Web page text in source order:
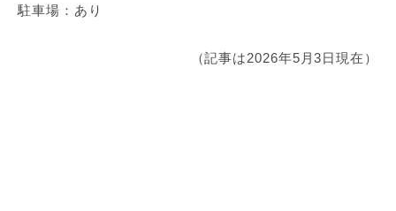
駐車場：あり
（記事は2026年5月3日現在）